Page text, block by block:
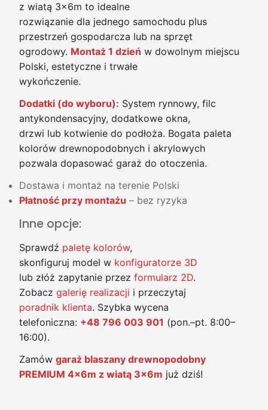
z wiatą 3x6m to idealne
rozwiązanie dla jednego samochodu plus
przestrzeń gospodarcza lub na sprzęt
ogrodowy. Montaż 1 dzień w dowolnym miejscu
Polski, estetyczne i trwałe
wykończenie.
Dodatki (do wyboru): System rynnowy, filc
antykondensacyjny, dodatkowe okna,
drzwi lub kotwienie do podłoża. Bogata paleta
kolorów drewnopodobnych i akrylowych
pozwala dopasować garaż do otoczenia.
Dostawa i montaż na terenie Polski
Płatność przy montażu – bez ryzyka
Inne opcje:
Sprawdź paletę kolorów,
skonfiguruj model w konfiguratorze 3D
lub złóż zapytanie przez formularz 2D.
Zobacz galerię realizacji i przeczytaj
poradnik klienta. Szybka wycena
telefoniczna: +48 796 003 901 (pon.–pt. 8:00–
16:00).
Zamów garaż blaszany drewnopodobny
PREMIUM 4x6m z wiatą 3x6m już dziś!